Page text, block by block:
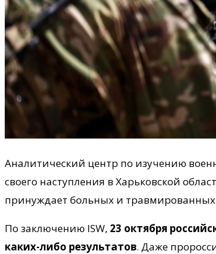
Аналитический центр по изучению
своего наступления в Харьковской
принуждает больных и травмированных
По заключению ISW, 23 октября
каких-либо результатов. Даже